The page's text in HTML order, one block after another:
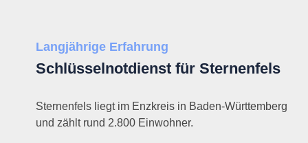
Langjährige Erfahrung
Schlüsselnotdienst für Sternenfels
Sternenfels liegt im Enzkreis in Baden-Württemberg
und zählt rund 2.800 Einwohner.